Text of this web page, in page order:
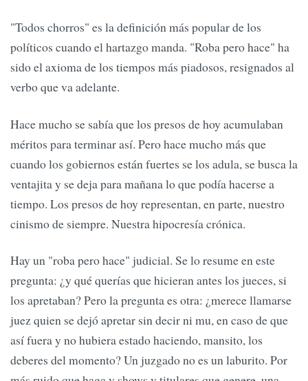
"Todos chorros" es la definición más popular de los
políticos cuando el hartazgo manda. "Roba pero hace" ha
sido el axioma de los tiempos más piadosos, resignados al
verbo que va adelante.
Hace mucho se sabía que los presos de hoy acumulaban
méritos para terminar así. Pero hace mucho más que
cuando los gobiernos están fuertes se los adula, se busca la
ventajita y se deja para mañana lo que podía hacerse a
tiempo. Los presos de hoy representan, en parte, nuestro
cinismo de siempre. Nuestra hipocresía crónica.
Hay un "roba pero hace" judicial. Se lo resume en este
pregunta: ¿y qué querías que hicieran antes los jueces, si
los apretaban? Pero la pregunta es otra: ¿merece llamarse
juez quien se dejó apretar sin decir ni mu, en caso de que
así fuera y no hubiera estado haciendo, mansito, los
deberes del momento? Un juzgado no es un laburito. Por